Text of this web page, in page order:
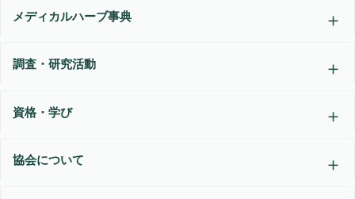
メディカルハーブ事典
調査・研究活動
資格・学び
協会について